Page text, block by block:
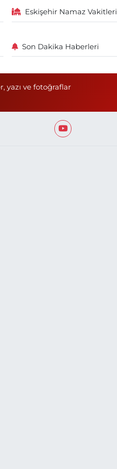
Eskişehir Namaz Vakitleri
Son Dakika Haberleri
yazı ve fotoğraflar